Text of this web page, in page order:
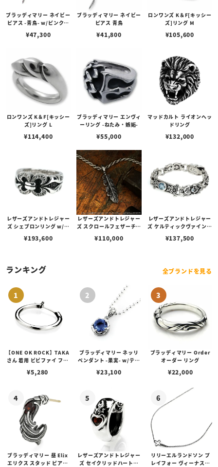
ブラッディマリー ネイビー
ピアス -青鳥- w/ピンクト
ア
¥47,300
ブラッディマリー ネイビー
ピアス 青鳥
¥41,800
ロンワンズ K＆F[キッシー
ズ]リング M
¥105,600
ロンワンズ K＆F[キッシー
ズ]リング L
¥114,400
ブラッディマリー エンヴィ
ーリング -ねたみ・嫉妬-
¥55,000
マッドカルト ライオンヘッ
ドリング
¥132,000
レザーズアンドトレジャー
ズ シェブロンリング w/ダ
¥193,600
レザーズアンドトレジャー
ズ スクロールフェザーチャ
ェ
¥110,000
レザーズアンドトレジャー
ズ ケルティックヴァインブ
＆1ラージブルートパーズ
¥137,500
ランキング 全ブランドを見る
【ONE OK ROCK】TAKA
さん 着用 ビビファイ フー
¥5,280
ブラッディマリー ネッリ
ペンダント -果実- w/ティ
¥23,100
ブラッディマリー Order
オーダー リング
¥22,000
ブラッディマリー 昼 Elix
エリクス スタッド ピアス
レザーズアンドトレジャー
ズ セイクリッドハートピ
リリーエルランドソン プ
レイフォー ヴィーナスチ